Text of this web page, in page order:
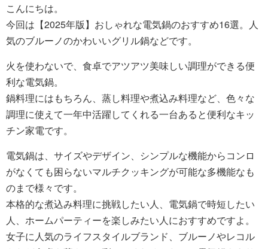
こんにちは。
今回は【2025年版】おしゃれな電気鍋のおすすめ16選。人
気のブルーノのかわいいグリル鍋などです。
火を使わないで、食卓でアツアツ美味しい調理ができる便
利な電気鍋。
鍋料理にはもちろん、蒸し料理や煮込み料理など、色々な
調理に使えて一年中活躍してくれる一台あると便利なキッ
チン家電です。
電気鍋は、サイズやデザイン、シンプルな機能からコンロ
がなくても困らないマルチクッキングが可能な多機能なも
のまで様々です。
本格的な煮込み料理に挑戦したい人、電気鍋で時短したい
人、ホームパーティーを楽しみたい人におすすめですよ。
女子に人気のライフスタイルブランド、ブルーノやレコル